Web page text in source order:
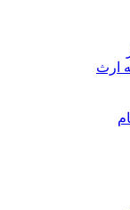
ارث